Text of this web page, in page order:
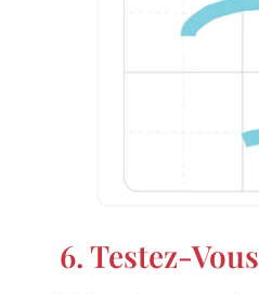
6. Testez-Vous